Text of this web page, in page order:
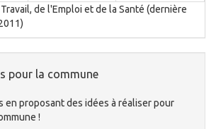
de l'Emploi et de la Santé (dernière
pour la commune
en proposant des idées à réaliser pour
!